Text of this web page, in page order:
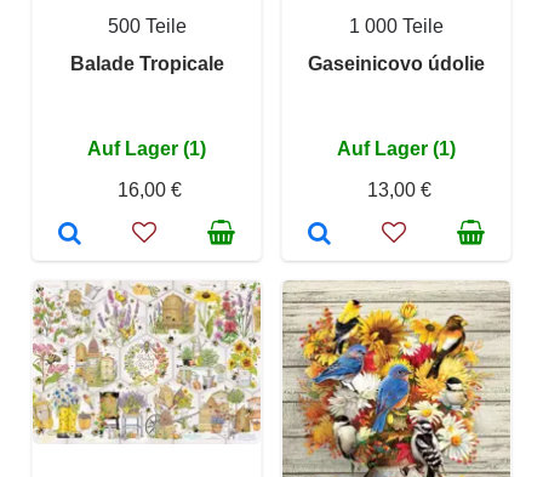
500 Teile
Balade Tropicale
Auf Lager (1)
16,00 €
1 000 Teile
Gaseinicovo údolie
Auf Lager (1)
13,00 €